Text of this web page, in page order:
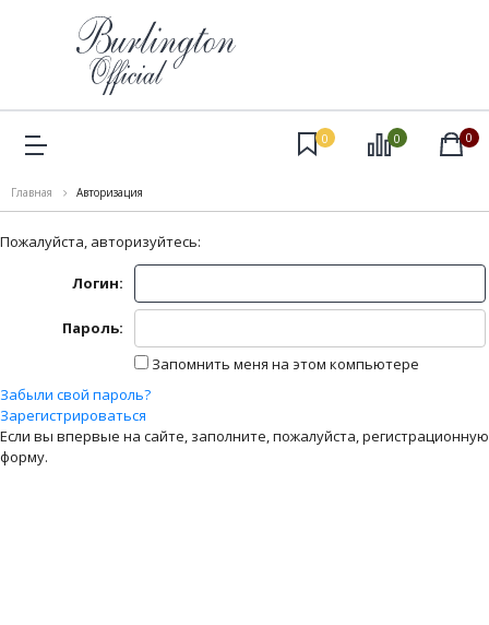
0 0 0
Главная Авторизация
Пожалуйста, авторизуйтесь:
Логин:
Пароль:
Запомнить меня на этом компьютере
Забыли свой пароль?
Зарегистрироваться
Если вы впервые на сайте, заполните, пожалуйста, регистрационную
форму.